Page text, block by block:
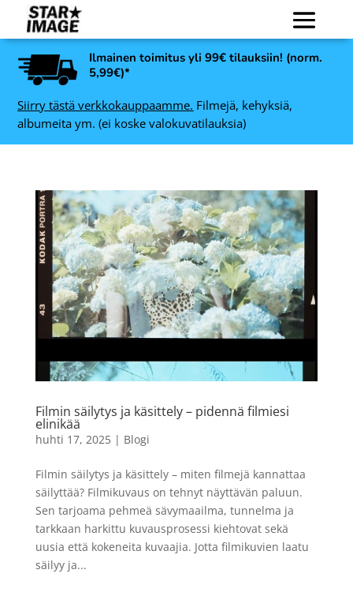
Ilmainen toimitus yli 99€ tilauksiin! (norm.
5,99€)*
Siirry tästä verkkokauppaamme. Filmejä, kehyksiä,
albumeita ym. (ei koske valokuvatilauksia)
Filmin säilytys ja käsittely – pidennä filmiesi
elinikää
huhti 17, 2025| Blogi
Filmin säilytys ja käsittely – miten filmejä kannattaa
säilyttää? Filmikuvaus on tehnyt näyttävän paluun.
Sen tarjoama pehmeä sävymaailma, tunnelma ja
tarkkaan harkittu kuvausprosessi kiehtovat sekä
uusia että kokeneita kuvaajia. Jotta filmikuvien laatu
säilyy ja...
Art Link Trendline
- 10 x 15 cm